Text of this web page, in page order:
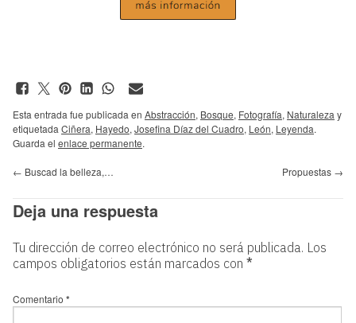
Esta entrada fue publicada en Abstracción, Bosque, Fotografía, Naturaleza y
etiquetada Ciñera, Hayedo, Josefina Díaz del Cuadro, León, Leyenda.
Guarda el enlace permanente.
← Buscad la belleza,… Propuestas →
Deja una respuesta
Tu dirección de correo electrónico no será publicada. Los
campos obligatorios están marcados con *
Comentario *